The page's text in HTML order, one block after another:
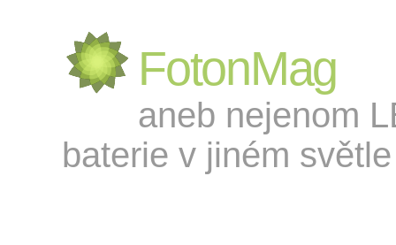
FotonMag
aneb nejenom
baterie v jiném